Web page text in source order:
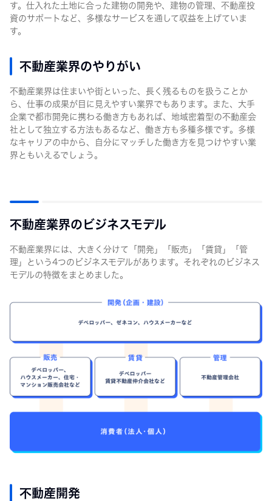
す。仕入れた土地に合った建物の開発や、建物の管理、不動産投
資のサポートなど、多様なサービスを通して収益を上げていま
す。
不動産業界のやりがい
不動産業界は住まいや街といった、長く残るものを扱うことか
ら、仕事の成果が目に見えやすい業界でもあります。また、大手
企業で都市開発に携わる働き方もあれば、地域密着型の不動産会
社として独立する方法もあるなど、働き方も多種多様です。多様
なキャリアの中から、自分にマッチした働き方を見つけやすい業
界ともいえるでしょう。
不動産業界のビジネスモデル
不動産業界には、大きく分けて「開発」「販売」「賃貸」「管
理」という4つのビジネスモデルがあります。それぞれのビジネス
モデルの特徴をまとめました。
不動産開発